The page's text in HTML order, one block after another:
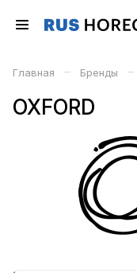
Главная – Бренды –
OXFORD